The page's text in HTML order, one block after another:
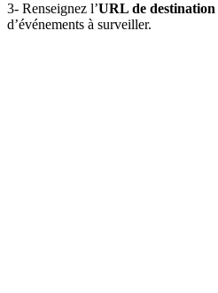
3- Renseignez l’URL de destination
d’événements à surveiller.